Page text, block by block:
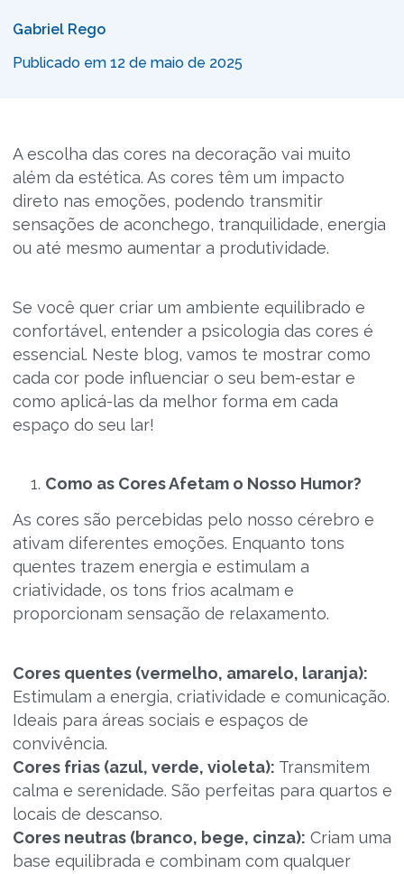
Gabriel Rego
Publicado em 12 de maio de 2025
A escolha das cores na decoração vai muito
além da estética. As cores têm um impacto
direto nas emoções, podendo transmitir
sensações de aconchego, tranquilidade, energia
ou até mesmo aumentar a produtividade.
Se você quer criar um ambiente equilibrado e
confortável, entender a psicologia das cores é
essencial. Neste blog, vamos te mostrar como
cada cor pode influenciar o seu bem-estar e
como aplicá-las da melhor forma em cada
espaço do seu lar!
Como as Cores Afetam o Nosso Humor?
As cores são percebidas pelo nosso cérebro e
ativam diferentes emoções. Enquanto tons
quentes trazem energia e estimulam a
criatividade, os tons frios acalmam e
proporcionam sensação de relaxamento.
Cores quentes (vermelho, amarelo, laranja):
Estimulam a energia, criatividade e comunicação.
Ideais para áreas sociais e espaços de
convivência.
Cores frias (azul, verde, violeta): Transmitem
calma e serenidade. São perfeitas para quartos e
locais de descanso.
Cores neutras (branco, bege, cinza): Criam uma
base equilibrada e combinam com qualquer